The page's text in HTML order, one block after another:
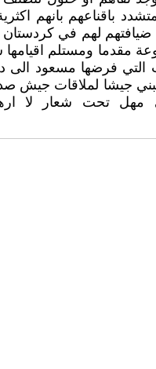
باقناعهم
لهم في
مقدما ومستلم
التي فرضها مسعود
جيشا لملاقات جيش
مهل تحت شعار لا